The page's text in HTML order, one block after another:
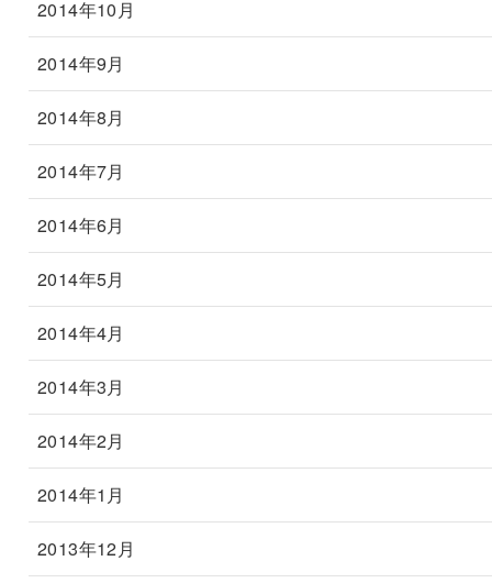
2014年10月
2014年9月
2014年8月
2014年7月
2014年6月
2014年5月
2014年4月
2014年3月
2014年2月
2014年1月
2013年12月